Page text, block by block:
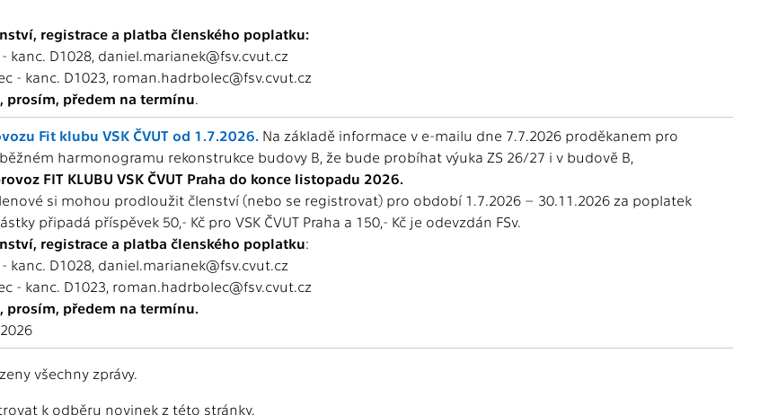
registrace a platba členského poplatku:
kanc. D1028, daniel.marianek@fsv.cvut.cz
- kanc. D1023, roman.hadrbolec@fsv.cvut.cz
prosím, předem na termínu.
Fit klubu VSK ČVUT od 1.7.2026. Na základě informace v e-mailu dne 7.7.2026 proděkanem pro
harmonogramu rekonstrukce budovy B, že bude probíhat výuka ZS 26/27 i v budově B,
FIT KLUBU VSK ČVUT Praha do konce listopadu 2026.
si mohou prodloužit členství (nebo se registrovat) pro období 1.7.2026 – 30.11.2026 za poplatek
připadá příspěvek 50,- Kč pro VSK ČVUT Praha a 150,- Kč je odevzdán FSv.
registrace a platba členského poplatku:
kanc. D1028, daniel.marianek@fsv.cvut.cz
- kanc. D1023, roman.hadrbolec@fsv.cvut.cz
prosím, předem na termínu.
všechny zprávy.
k odběru novinek z této stránky.